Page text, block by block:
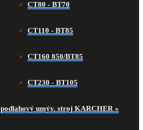
CT80 - BT70
CT110 - BT85
CT160 850/BT85
CT230 - BT105
podlahový umýv. stroj KARCHER »